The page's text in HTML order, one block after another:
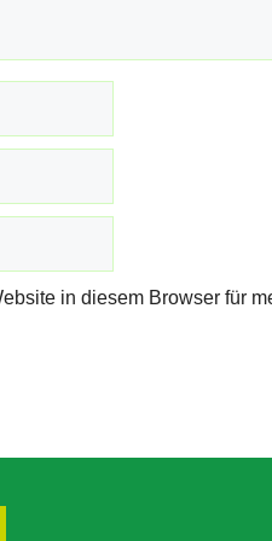
in diesem Browser für